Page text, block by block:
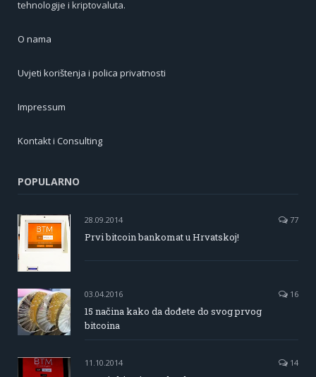
tehnologije i kriptovaluta.
O nama
Uvjeti korištenja i polica privatnosti
Impressum
Kontakt i Consulting
POPULARNO
28.09.2014 77
Prvi bitcoin bankomat u Hrvatskoj!
03.04.2016 16
15 načina kako da dođete do svog prvog
bitcoina
11.10.2014 14